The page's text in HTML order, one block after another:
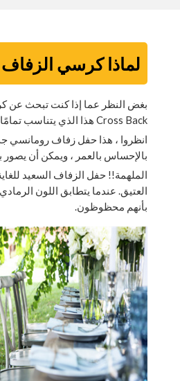
لماذا كرسي الزفاف CDG Cross Back هو خيارك الأفضل
بغض النظر عما إذا كنت تبحث
Cross Back هذا الذي يتناسب تمامًا مع جميع الأحداث بسهولة.
بالإحساس بالعمر ، ويمكن أن
العتيق. عندما يتطابق اللون
بأنهم محظوظون.